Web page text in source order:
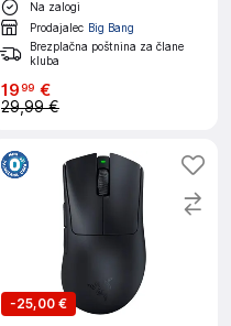
Na zalogi
Prodajalec Big Bang
Brezplačna poštnina za člane
kluba
1999 €
29,99 €
-25,00 €